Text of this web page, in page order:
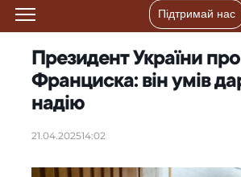
Підтримай нас
Президент України
Франциска: він умів
надію
21.04.202514:02